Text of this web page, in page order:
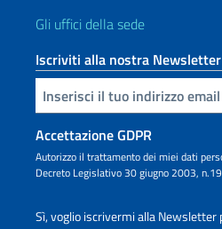
Gli uffici della sede
Iscriviti alla nostra Newsletter
Inserisci la tua email
Accettazione GDPR
Autorizzo il trattamento dei miei dati
Decreto Legislativo 30 giugno 2003,
Sì, voglio iscrivermi alla Newsletter